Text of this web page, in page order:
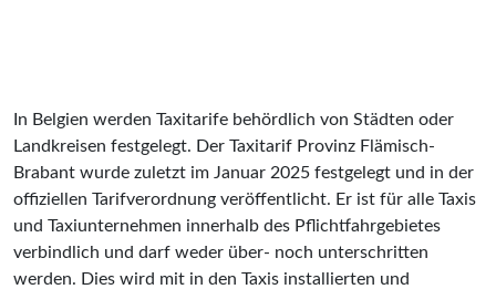
In Belgien werden Taxitarife behördlich von Städten oder
Landkreisen festgelegt. Der Taxitarif Provinz Flämisch-
Brabant wurde zuletzt im Januar 2025 festgelegt und in der
offiziellen Tarifverordnung veröffentlicht. Er ist für alle Taxis
und Taxiunternehmen innerhalb des Pflichtfahrgebietes
verbindlich und darf weder über- noch unterschritten
werden. Dies wird mit in den Taxis installierten und